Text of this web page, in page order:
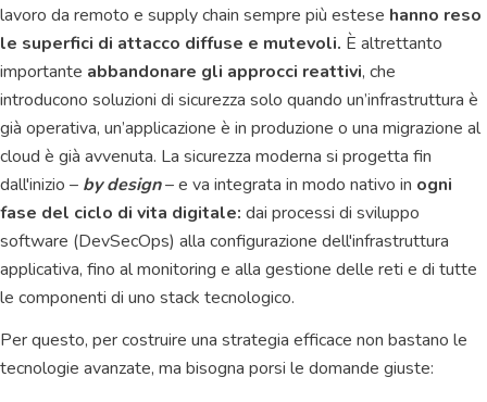
lavoro da remoto e supply chain sempre più estese hanno reso
le superfici di attacco diffuse e mutevoli. È altrettanto
importante abbandonare gli approcci reattivi, che
introducono soluzioni di sicurezza solo quando un’infrastruttura è
già operativa, un’applicazione è in produzione o una migrazione al
cloud è già avvenuta. La sicurezza moderna si progetta fin
dall'inizio – by design– e va integrata in modo nativo in ogni
fase del ciclo di vita digitale: dai processi di sviluppo
software (DevSecOps) alla configurazione dell'infrastruttura
applicativa, fino al monitoring e alla gestione delle reti e di tutte
le componenti di uno stack tecnologico.
Per questo, per costruire una strategia efficace non bastano le
tecnologie avanzate, ma bisogna porsi le domande giuste: